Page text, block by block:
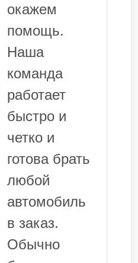
окажем
помощь.
Наша
команда
работает
быстро и
четко и
готова брать
любой
автомобиль
в заказ.
Обычно